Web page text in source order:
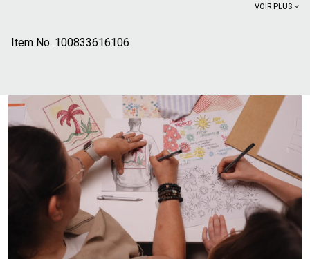
produits chimiques de synthèse (pesticides,
VOIR PLUS
Item No. 100833616106